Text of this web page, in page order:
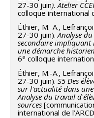
27-30 juin). Atelier
colloque international
Éthier, M.-A.,
27-30 juin).Analyse
secondaire impliquant
une démarche
6e colloque
Éthier, M.-A.,
27-30 juin). S5 Des
sur l'actualité dans
Analyse du travail
sources
international de